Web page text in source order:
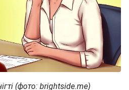
(фото: brightside.me)